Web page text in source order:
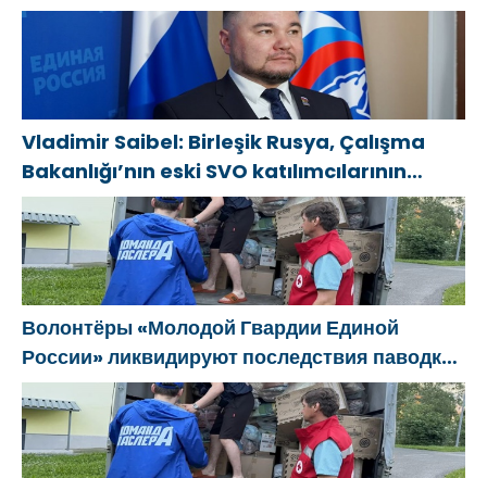
МГЕР и
«Волонтёрской
Роты» на
передовую
Александр
Шуваев избран
секретарём
реготделения
«Единой
России»
сеть
пространств
для поддержки
матерей
Vladimir Saibel: Birleşik Rusya, Çalışma
Bakanlığı’nın eski SVO katılımcılarının
sosyal sözleşme edinme sürecini
basitleştirme kararını destekliyor
Волонтёры «Молодой Гвардии Единой
России» ликвидируют последствия паводков
на Урале и Дальнем Востоке